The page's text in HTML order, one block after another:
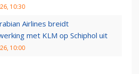
10:30
Airlines breidt
met KLM op Schiphol uit
10:00